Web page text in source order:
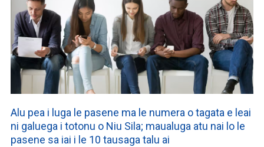
Alu pea i luga le pasene ma le numera o tagata e leai
ni galuega i totonu o Niu Sila; maualuga atu nai lo le
pasene sa iai i le 10 tausaga talu ai